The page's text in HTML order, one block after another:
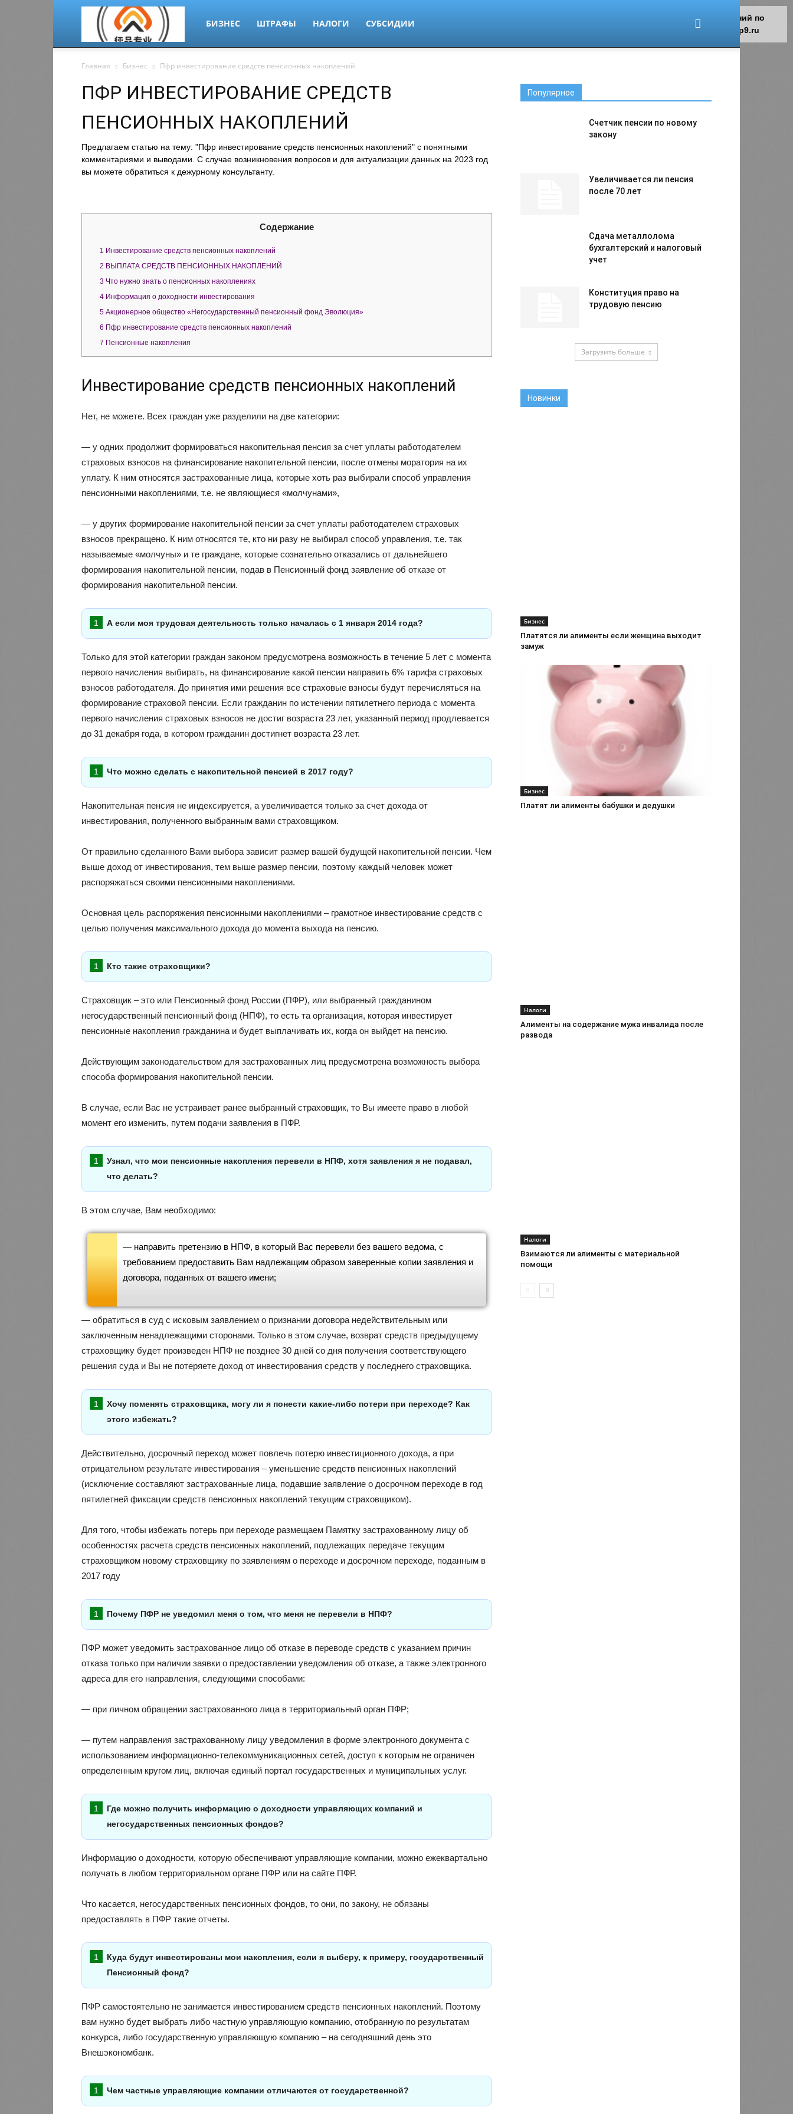
migrant-
plus.ru
БИЗНЕС ШТРАФЫ НАЛОГИ СУБСИДИИ
Главная Бизнес Пфр инвестирование средств пенсионных накоплений
ПФР ИНВЕСТИРОВАНИЕ СРЕДСТВ
ПЕНСИОННЫХ НАКОПЛЕНИЙ
Предлагаем статью на тему: "Пфр инвестирование средств пенсионных накоплений" с понятными
комментариями и выводами. С случае возникновения вопросов и для актуализации данных на 2023 год
вы можете обратиться к дежурному консультанту.
Содержание
1 Инвестирование средств пенсионных накоплений
2 ВЫПЛАТА СРЕДСТВ ПЕНСИОННЫХ НАКОПЛЕНИЙ
3 Что нужно знать о пенсионных накоплениях
4 Информация о доходности инвестирования
5 Акционерное общество «Негосударственный пенсионный фонд Эволюция»
6 Пфр инвестирование средств пенсионных накоплений
7 Пенсионные накопления
Инвестирование средств пенсионных накоплений
Нет, не можете. Всех граждан уже разделили на две категории:
— у одних продолжит формироваться накопительная пенсия за счет уплаты работодателем
страховых взносов на финансирование накопительной пенсии, после отмены моратория на их
уплату. К ним относятся застрахованные лица, которые хоть раз выбирали способ управления
пенсионными накоплениями, т.е. не являющиеся «молчунами»,
— у других формирование накопительной пенсии за счет уплаты работодателем страховых
взносов прекращено. К ним относятся те, кто ни разу не выбирал способ управления, т.е. так
называемые «молчуны» и те граждане, которые сознательно отказались от дальнейшего
формирования накопительной пенсии, подав в Пенсионный фонд заявление об отказе от
формирования накопительной пенсии.
А если моя трудовая деятельность только началась с 1 января 2014 года?
Только для этой категории граждан законом предусмотрена возможность в течение 5 лет с момента
первого начисления выбирать, на финансирование какой пенсии направить 6% тарифа страховых
взносов работодателя. До принятия ими решения все страховые взносы будут перечисляться на
формирование страховой пенсии. Если гражданин по истечении пятилетнего периода с момента
первого начисления страховых взносов не достиг возраста 23 лет, указанный период продлевается
до 31 декабря года, в котором гражданин достигнет возраста 23 лет.
Что можно сделать с накопительной пенсией в 2017 году?
Накопительная пенсия не индексируется, а увеличивается только за счет дохода от
инвестирования, полученного выбранным вами страховщиком.
От правильно сделанного Вами выбора зависит размер вашей будущей накопительной пенсии. Чем
выше доход от инвестирования, тем выше размер пенсии, поэтому каждый человек может
распоряжаться своими пенсионными накоплениями.
Основная цель распоряжения пенсионными накоплениями – грамотное инвестирование средств с
целью получения максимального дохода до момента выхода на пенсию.
Кто такие страховщики?
Страховщик – это или Пенсионный фонд России (ПФР), или выбранный гражданином
негосударственный пенсионный фонд (НПФ), то есть та организация, которая инвестирует
пенсионные накопления гражданина и будет выплачивать их, когда он выйдет на пенсию.
Действующим законодательством для застрахованных лиц предусмотрена возможность выбора
способа формирования накопительной пенсии.
В случае, если Вас не устраивает ранее выбранный страховщик, то Вы имеете право в любой
момент его изменить, путем подачи заявления в ПФР.
Узнал, что мои пенсионные накопления перевели в НПФ, хотя заявления я не подавал,
что делать?
В этом случае, Вам необходимо:
— направить претензию в НПФ, в который Вас перевели без вашего ведома, с
требованием предоставить Вам надлежащим образом заверенные копии заявления и
договора, поданных от вашего имени;
— обратиться в суд с исковым заявлением о признании договора недействительным или
заключенным ненадлежащими сторонами. Только в этом случае, возврат средств предыдущему
страховщику будет произведен НПФ не позднее 30 дней со дня получения соответствующего
решения суда и Вы не потеряете доход от инвестирования средств у последнего страховщика.
Хочу поменять страховщика, могу ли я понести какие-либо потери при переходе? Как
этого избежать?
Действительно, досрочный переход может повлечь потерю инвестиционного дохода, а при
отрицательном результате инвестирования – уменьшение средств пенсионных накоплений
(исключение составляют застрахованные лица, подавшие заявление о досрочном переходе в год
пятилетней фиксации средств пенсионных накоплений текущим страховщиком).
Для того, чтобы избежать потерь при переходе размещаем Памятку застрахованному лицу об
особенностях расчета средств пенсионных накоплений, подлежащих передаче текущим
страховщиком новому страховщику по заявлениям о переходе и досрочном переходе, поданным в
2017 году
Почему ПФР не уведомил меня о том, что меня не перевели в НПФ?
ПФР может уведомить застрахованное лицо об отказе в переводе средств с указанием причин
отказа только при наличии заявки о предоставлении уведомления об отказе, а также электронного
адреса для его направления, следующими способами:
— при личном обращении застрахованного лица в территориальный орган ПФР;
— путем направления застрахованному лицу уведомления в форме электронного документа с
использованием информационно-телекоммуникационных сетей, доступ к которым не ограничен
определенным кругом лиц, включая единый портал государственных и муниципальных услуг.
Где можно получить информацию о доходности управляющих компаний и
негосударственных пенсионных фондов?
Информацию о доходности, которую обеспечивают управляющие компании, можно ежеквартально
получать в любом территориальном органе ПФР или на сайте ПФР.
Что касается, негосударственных пенсионных фондов, то они, по закону, не обязаны
предоставлять в ПФР такие отчеты.
Куда будут инвестированы мои накопления, если я выберу, к примеру, государственный
Пенсионный фонд?
ПФР самостоятельно не занимается инвестированием средств пенсионных накоплений. Поэтому
вам нужно будет выбрать либо частную управляющую компанию, отобранную по результатам
конкурса, либо государственную управляющую компанию – на сегодняшний день это
Внешэкономбанк.
Чем частные управляющие компании отличаются от государственной?
Популярное
Счетчик пенсии по новому
закону
Увеличивается ли пенсия
после 70 лет
Сдача металлолома
бухгалтерский и налоговый
учет
Конституция право на
трудовую пенсию
Загрузить больше
Новинки
Бизнес
Платятся ли алименты если женщина выходит
замуж
Бизнес
Платят ли алименты бабушки и дедушки
Налоги
Алименты на содержание мужа инвалида после
развода
Налоги
Взимаются ли алименты с материальной
помощи
Для любых предложений по
сайту: migrant-plus@cp9.ru